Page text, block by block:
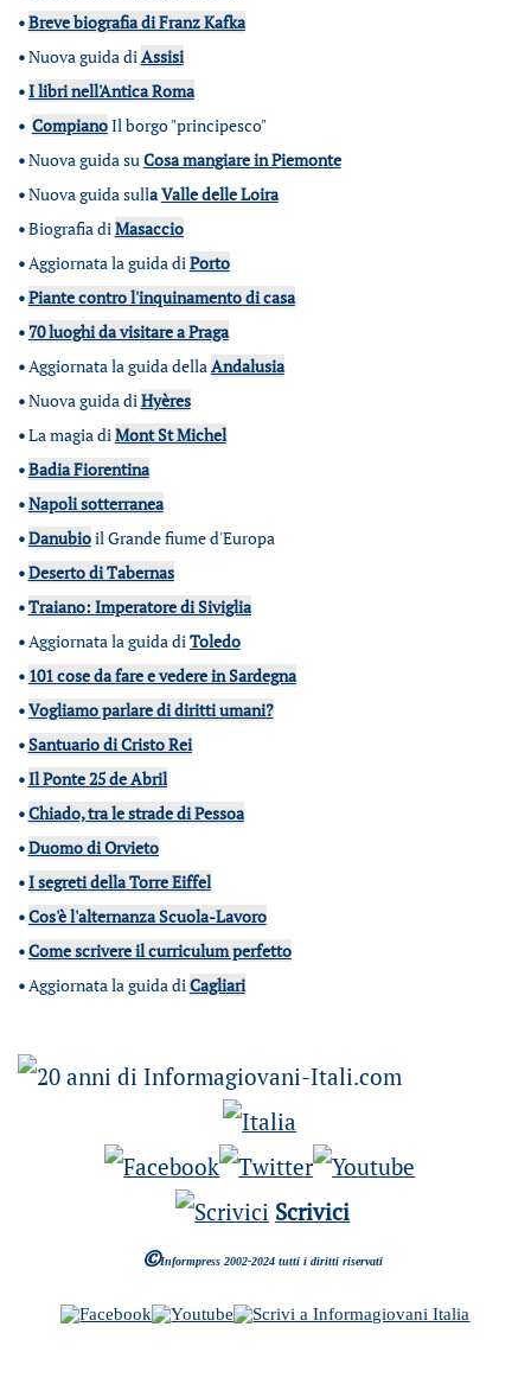
•Breve biografia di Franz Kafka
•Nuova guida diAssisi
•I libri nell'Antica Roma
• CompianoIl borgo "principesco"
•Nuova guida suCosa mangiare in Piemonte
•Nuova guida sullaValle delle Loira
•Biografia diMasaccio
•Aggiornata la guida diPorto
•Piante contro l'inquinamento di casa
• 70 luoghi da visitare a Praga
•Aggiornata la guida dellaAndalusia
•Nuova guida diHyères
•La magia diMont St Michel
•Badia Fiorentina
•Napoli sotterranea
•Danubioil Grande fiume d'Europa
•Deserto di Tabernas
•Traiano: Imperatore di Siviglia
•Aggiornata la guida diToledo
• 101 cose da fare e vedere in Sardegna
•Vogliamo parlare di diritti umani?
•Santuario di Cristo Rei
•Il Ponte 25 de Abril
•Chiado, tra le strade di Pessoa
•Duomo di Orvieto
•I segreti della Torre Eiffel
•Cos'è l'alternanza Scuola-Lavoro
•Come scrivere il curriculum perfetto
•Aggiornata la guida diCagliari
Scrivici
©Informpress 2002-2024 tutti i diritti riservati